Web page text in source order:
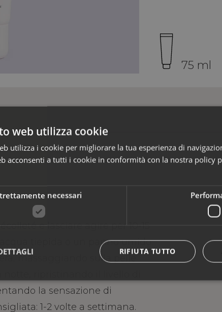
75 ml
e lasciare agire per 10-15
tiepida o un panno umido.
massaggiando sulla pelle
ripristinando il livello di
la sensazione di
1-2 volte a settimana.
web utilizza cookie
utilizza i cookie per migliorare la tua esperienza di
acconsenti a tutti i cookie in conformità con la nostra policy
necessari
RIFIUTA TUTTO